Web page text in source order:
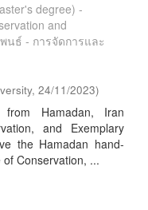
degree) -
and
นธ์ - การจัดการและ
, 24/11/2023)
Hamadan, Iran
and Exemplary
the Hamadan hand-
Conservation, ...